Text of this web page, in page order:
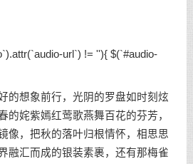
url`) != ''){ $(`#audio-
的想象前行，光阴的罗盘如时刻炫
的姹紫嫣红莺歌燕舞百花的芬芳，
像，把秋的落叶归根情怀，相思思
融汇而成的银装素裹，还有那梅雀